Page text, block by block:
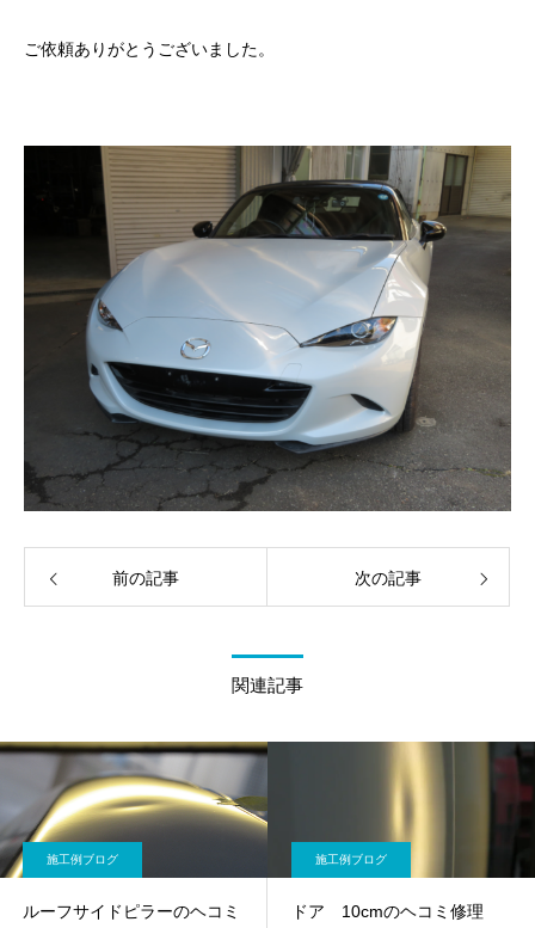
ご依頼ありがとうございました。
前の記事 次の記事
関連記事
施工例ブログ
ルーフサイドピラーのヘコミ
施工例ブログ
ドア 10cmのヘコミ修理